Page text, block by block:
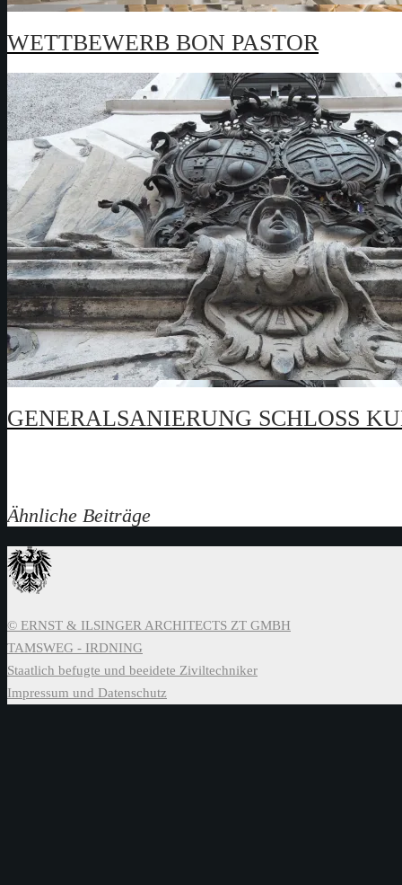
WETTBEWERB BON PASTOR
GENERALSANIERUNG SCHLOSS
Ähnliche Beiträge
© ERNST & ILSINGER ARCHITECTS ZT GMBH
TAMSWEG - IRDNING
Staatlich befugte und beeidete Ziviltechniker
Impressum und Datenschutz